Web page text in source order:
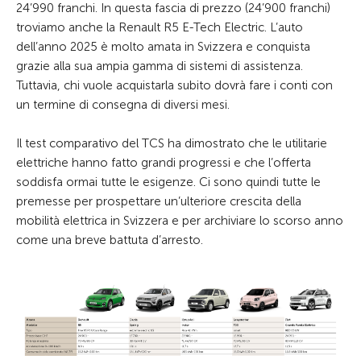
24’990 franchi. In questa fascia di prezzo (24’900 franchi)
troviamo anche la Renault R5 E-Tech Electric. L’auto
dell’anno 2025 è molto amata in Svizzera e conquista
grazie alla sua ampia gamma di sistemi di assistenza.
Tuttavia, chi vuole acquistarla subito dovrà fare i conti con
un termine di consegna di diversi mesi.
Il test comparativo del TCS ha dimostrato che le utilitarie
elettriche hanno fatto grandi progressi e che l’offerta
soddisfa ormai tutte le esigenze. Ci sono quindi tutte le
premesse per prospettare un’ulteriore crescita della
mobilità elettrica in Svizzera e per archiviare lo scorso anno
come una breve battuta d’arresto.